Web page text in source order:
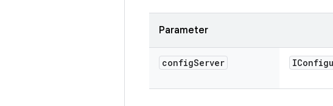
Parameter
configServer